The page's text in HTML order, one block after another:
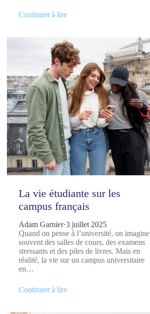
Continuer à lire
La vie étudiante sur les
campus français
Adam Garnier·3 juillet 2025
Quand on pense à l’université, on imagine
souvent des salles de cours, des examens
stressants et des piles de livres. Mais en
réalité, la vie sur un campus universitaire
en…
Continuer à lire